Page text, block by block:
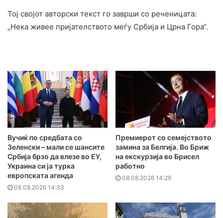
Тој својот авторски текст го заврши со реченицата:
„Нека живее пријателството меѓу Србија и Црна Гора“.
Вучиќ по средбата со
Зеленски – мали се шансите
Србија брзо да влезе во ЕУ,
Украина си ја турка
европската агенда
08.08.2026 14:33
Премиерот со семејството
замина за Белгија. Во Бриж
на екскурзија во Брисел
работно
08.08.2026 14:29